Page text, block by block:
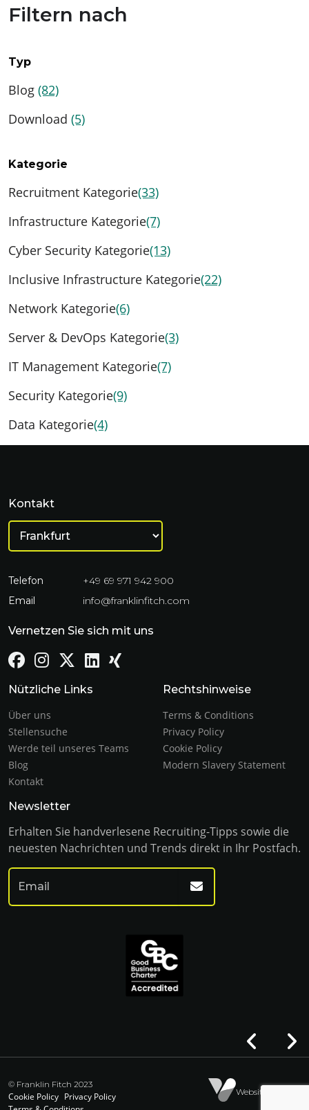
Filtern nach
Typ
Blog (82)
Download (5)
Kategorie
Recruitment Kategorie(33)
Infrastructure Kategorie(7)
Cyber Security Kategorie(13)
Inclusive Infrastructure Kategorie(22)
Network Kategorie(6)
Server & DevOps Kategorie(3)
IT Management Kategorie(7)
Security Kategorie(9)
Data Kategorie(4)
Kontakt
Telefon
+49 69 971 942 900
Email
info@franklinfitch.com
Vernetzen Sie sich mit uns
Nützliche Links
Über uns
Stellensuche
Werde teil unseres Teams
Blog
Kontakt
Rechtshinweise
Terms & Conditions
Privacy Policy
Cookie Policy
Modern Slavery Statement
Newsletter
Erhalten Sie handverlesene Recruiting-Tipps sowie die
neuesten Nachrichten und Trends direkt in Ihr Postfach.
© Franklin Fitch 2023
Cookie Policy Privacy Policy
Website by Venn